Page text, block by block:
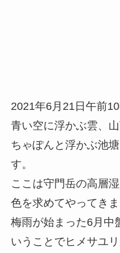
2021年6月21日午前
青い空に浮かぶ雲、
ちゃぽんと浮かぶ池
す。
ここは守門岳の高層
色を求めてやってきま
梅雨が始まった6月中
いうことでヒメサユ